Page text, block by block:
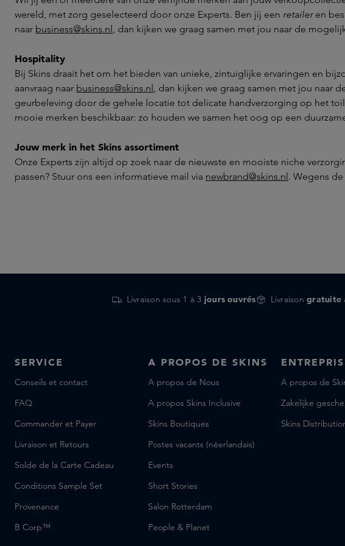
wereld, met zorg geselecteerd door onze Experts. Ben jij een retaileren
naar business@skins.nl, dan kijken we graag samen met jou naar de
Hospitality
Bij Skins draait het om het bieden van unieke, zintuiglijke ervaringen en
aanvraag naar business@skins.nl, dan kijken we graag samen met jou naar
geurbeleving door de gehele locatie tot delicate handverzorging op het
mooie merken beschikbaar: zo houden we samen het oog op een
Jouw merk in het Skins assortiment
Onze Experts zijn altijd op zoek naar de nieuwste en mooiste niche
passen? Stuur ons een informatieve mail via newbrand@skins.nl. Wegens
Livraison sous 1 à 3 jours ouvrés Livraisongratuite
SERVICE
Conseils et contact
FAQ
Commander et Payer
Livraison et Retours
Solde de la Carte Cadeau
Conditions Sample Set
Provenance
B Corp™
A PROPOS DE SKINS
A propos de Nous
A propos Skins Inclusive
Skins Boutiques
Postes vacants (néerlandais)
Events
Short Stories
Salon Rotterdam
People & Planet
A propos de
Zakelijke
Skins